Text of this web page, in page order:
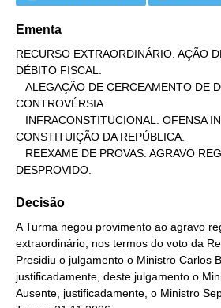
Ementa
RECURSO EXTRAORDINÁRIO. AÇÃO
DÉBITO FISCAL.
CONTROVÉRSIA
CONSTITUIÇÃO DA REPÚBLICA.
DESPROVIDO.
Decisão
A Turma negou provimento ao agravo
extraordinário, nos termos do voto da
Presidiu o julgamento o Ministro Carlos
justificadamente, deste julgamento o
Ausente, justificadamente, o Ministro